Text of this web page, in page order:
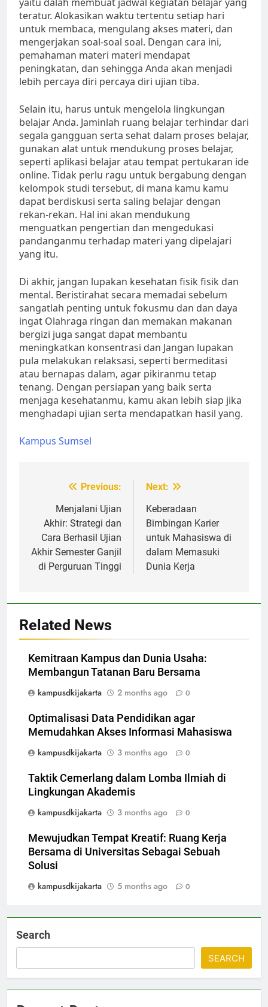
teratur. Alokasikan waktu tertentu setiap hari
untuk membaca, mengulang akses materi, dan
mengerjakan soal-soal soal. Dengan cara ini,
pemahaman materi materi mendapat
peningkatan, dan sehingga Anda akan menjadi
lebih percaya diri percaya diri ujian tiba.
Selain itu, harus untuk mengelola lingkungan
belajar Anda. Jaminlah ruang belajar terhindar dari
segala gangguan serta sehat dalam proses belajar,
gunakan alat untuk mendukung proses belajar,
seperti aplikasi belajar atau tempat pertukaran ide
online. Tidak perlu ragu untuk bergabung dengan
kelompok studi tersebut, di mana kamu kamu
dapat berdiskusi serta saling belajar dengan
rekan-rekan. Hal ini akan mendukung
menguatkan pengertian dan mengedukasi
pandanganmu terhadap materi yang dipelajari
yang itu.
Di akhir, jangan lupakan kesehatan fisik fisik dan
mental. Beristirahat secara memadai sebelum
sangatlah penting untuk fokusmu dan dan daya
ingat Olahraga ringan dan memakan makanan
bergizi juga sangat dapat membantu
meningkatkan konsentrasi dan Jangan lupakan
pula melakukan relaksasi, seperti bermeditasi
atau bernapas dalam, agar pikiranmu tetap
tenang. Dengan persiapan yang baik serta
menjaga kesehatanmu, kamu akan lebih siap jika
menghadapi ujian serta mendapatkan hasil yang.
Kampus Sumsel
navigation
Previous:
Menjalani Ujian
Akhir: Strategi dan
Cara Berhasil Ujian
Akhir Semester Ganjil
di Perguruan Tinggi
Next:
Keberadaan
Bimbingan Karier
untuk Mahasiswa di
dalam Memasuki
Dunia Kerja
Related News
Kemitraan Kampus dan Dunia Usaha:
Membangun Tatanan Baru Bersama
kampusdkijakarta
2 months ago 0
Optimalisasi Data Pendidikan agar
Memudahkan Akses Informasi Mahasiswa
kampusdkijakarta
3 months ago 0
Taktik Cemerlang dalam Lomba Ilmiah di
Lingkungan Akademis
kampusdkijakarta
3 months ago 0
Mewujudkan Tempat Kreatif: Ruang Kerja
Bersama di Universitas Sebagai Sebuah
Solusi
kampusdkijakarta
5 months ago 0
Search
SEARCH